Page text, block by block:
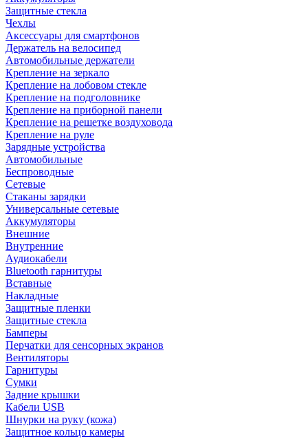
Защитные стекла
Чехлы
Аксессуары для смартфонов
Держатель на велосипед
Автомобильные держатели
Крепление на зеркало
Крепление на лобовом стекле
Крепление на подголовнике
Крепление на приборной панели
Крепление на решетке воздуховода
Крепление на руле
Зарядные устройства
Автомобильные
Беспроводные
Сетевые
Стаканы зарядки
Универсальные сетевые
Аккумуляторы
Внешние
Внутренние
Аудиокабели
Bluetooth гарнитуры
Вставные
Накладные
Защитные пленки
Защитные стекла
Бамперы
Перчатки для сенсорных экранов
Вентиляторы
Гарнитуры
Сумки
Задние крышки
Кабели USB
Шнурки на руку (кожа)
Защитное кольцо камеры